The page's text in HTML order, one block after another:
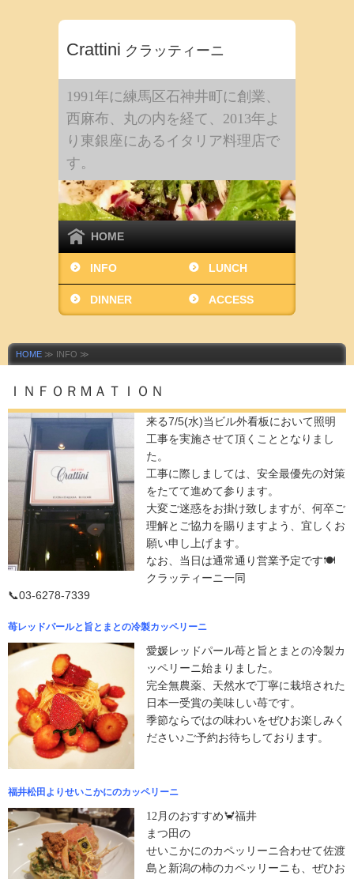
Crattini クラッティーニ
1991年に練馬区石神井町に創業、
西麻布、丸の内を経て、2013年よ
り東銀座にあるイタリア料理店で
す。
HOME
INFO LUNCH
DINNER ACCESS
HOME ≫ INFO ≫
ＩＮＦＯＲＭＡＴＩＯＮ
来る7/5(水)当ビル外看板において照明
工事を実施させて頂くこととなりまし
た。
工事に際しましては、安全最優先の対策
をたてて進めて参ります。
大変ご迷惑をお掛け致しますが、何卒ご
理解とご協力を賜りますよう、宜しくお
願い申し上げます。
なお、当日は通常通り営業予定です🍽️
クラッティーニ一同
📞03-6278-7339
苺レッドパールと旨とまとの冷製カッペリーニ
愛媛レッドパール苺と旨とまとの冷製カ
ッペリーニ始まりました。
完全無農薬、天然水で丁寧に栽培された
日本一受賞の美味しい苺です。
季節ならではの味わいをぜひお楽しみく
ださい♪ご予約お待ちしております。
福井松田よりせいこかにのカッペリーニ
12月のおすすめ🦀福井
まつ田の
せいこかにのカペッリーニ合わせて佐渡
島と新潟の柿のカペッリーニも、ぜひお